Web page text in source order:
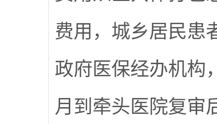
费用，城乡居民患
政府医保经办机构
月到牵头医院复审